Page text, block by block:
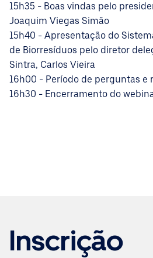
15h35 - Boas vindas pelo
Joaquim Viegas Simão
15h40 - Apresentação do
de Biorresíduos pelo diretor
Sintra, Carlos Vieira
16h00 - Período de perguntas e
16h30 - Encerramento do
Inscrição